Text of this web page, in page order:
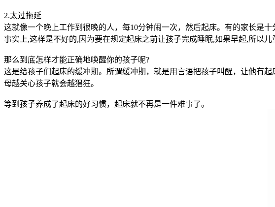
2.太过拖延
这就像一个晚上工作到很晚的人，每10分钟闹一次，然后起床。有的家长是
事实上,这样是不好的,因为要在规定起床之前让孩子完成睡眠,如果早起,所以
那么到底怎样才能正确地唤醒你的孩子呢?
这是给孩子们起床的缓冲期。所谓缓冲期，就是用言语把孩子叫醒，让他有
母越关心孩子就会越猖狂。
等到孩子养成了起床的好习惯，起床就不再是一件难事了。